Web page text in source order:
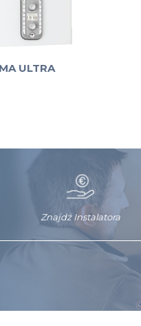
ULTRA
Znajdź Instalatora